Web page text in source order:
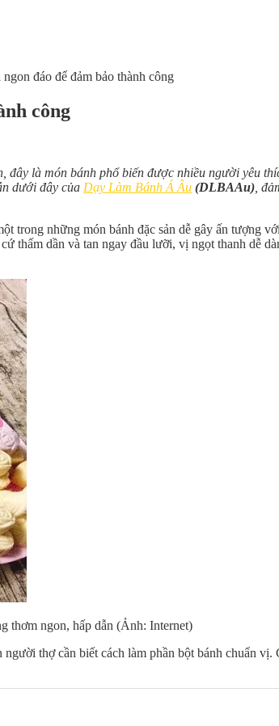
đáo để đảm bảo thành công
công
đây là món bánh phổ biến được nhiều người yêu
dưới đây của Dạy Làm Bánh Á Âu (DLBAAu) ,
trong những món bánh đặc sản dễ gây ấn tượng
thấm dần và tan ngay đầu lưỡi, vị ngọt thanh dễ
thơm ngon, hấp dẫn (Ảnh: Internet)
thợ cần biết cách làm phần bột bánh chuẩn